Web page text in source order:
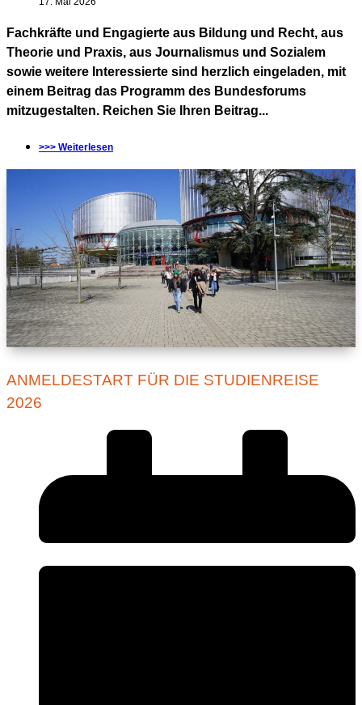
Fachkräfte und Engagierte aus Bildung und Recht, aus
Theorie und Praxis, aus Journalismus und Sozialem
sowie weitere Interessierte sind herzlich eingeladen, mit
einem Beitrag das Programm des Bundesforums
mitzugestalten. Reichen Sie Ihren Beitrag...
>>> Weiterlesen
ANMELDESTART FÜR DIE STUDIENREISE
2026